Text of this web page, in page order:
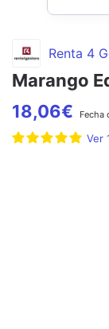
Renta 4
Marango
18,06€ Fecha
Ver